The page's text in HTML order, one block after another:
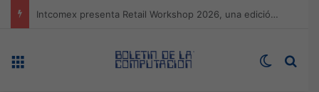
Expo technology CDMX, nueva sede con récord de audiencia
Switch